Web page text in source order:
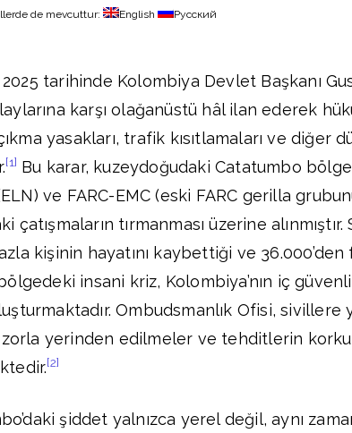
de mevcuttur: English Русский
2025 tarihinde Kolombiya Devlet Başkanı
karşı olağanüstü hâl ilan ederek
yasakları, trafik kısıtlamaları ve diğer
[1] Bu karar, kuzeydoğudaki Catatumbo
ve FARC-EMC (eski FARC gerilla
çatışmaların tırmanması üzerine
kişinin hayatını kaybettiği ve
insani kriz, Kolombiya’nın iç
Ombudsmanlık Ofisi, sivillere
yerinden edilmeler ve tehditlerin
[2]
şiddet yalnızca yerel değil, aynı